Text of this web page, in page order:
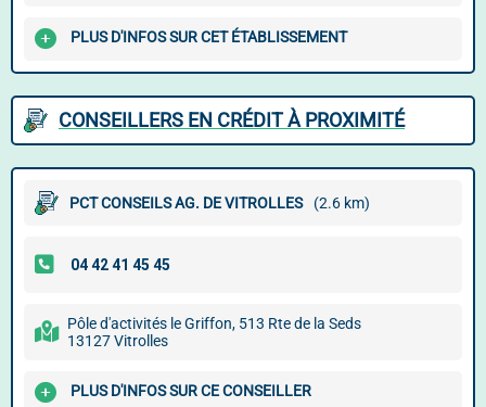
PLUS D'INFOS SUR CET ÉTABLISSEMENT
CONSEILLERS EN CRÉDIT À PROXIMITÉ
PCT CONSEILS AG. DE VITROLLES (2.6 km)
Pôle d'activités le Griffon, 513 Rte de la Seds
13127 Vitrolles
PLUS D'INFOS SUR CE CONSEILLER